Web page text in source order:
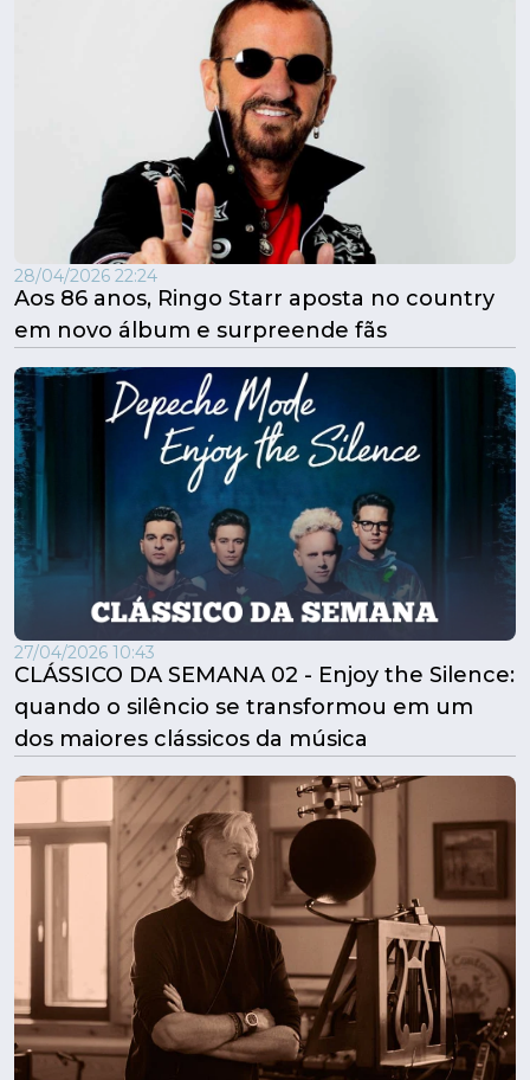
28/04/2026 22:24
Aos 86 anos, Ringo Starr aposta no country
em novo álbum e surpreende fãs
27/04/2026 10:43
CLÁSSICO DA SEMANA 02 - Enjoy the Silence:
quando o silêncio se transformou em um
dos maiores clássicos da música